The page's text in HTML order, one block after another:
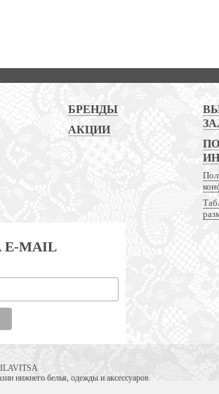
БРЕНДЫ
АКЦИИ
MAIL
нижнего белья, одежды и аксессуаров